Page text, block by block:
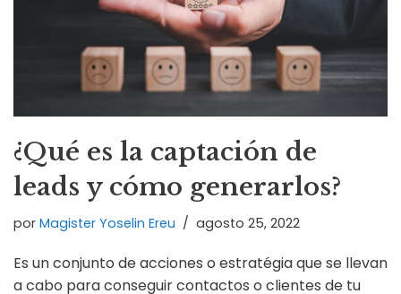
¿Qué es la captación de
leads y cómo generarlos?
por Magister Yoselin Ereu agosto 25, 2022
Es un conjunto de acciones o estratégia que se llevan
a cabo para conseguir contactos o clientes de tu